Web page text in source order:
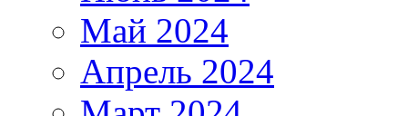
Май 2024
Апрель 2024